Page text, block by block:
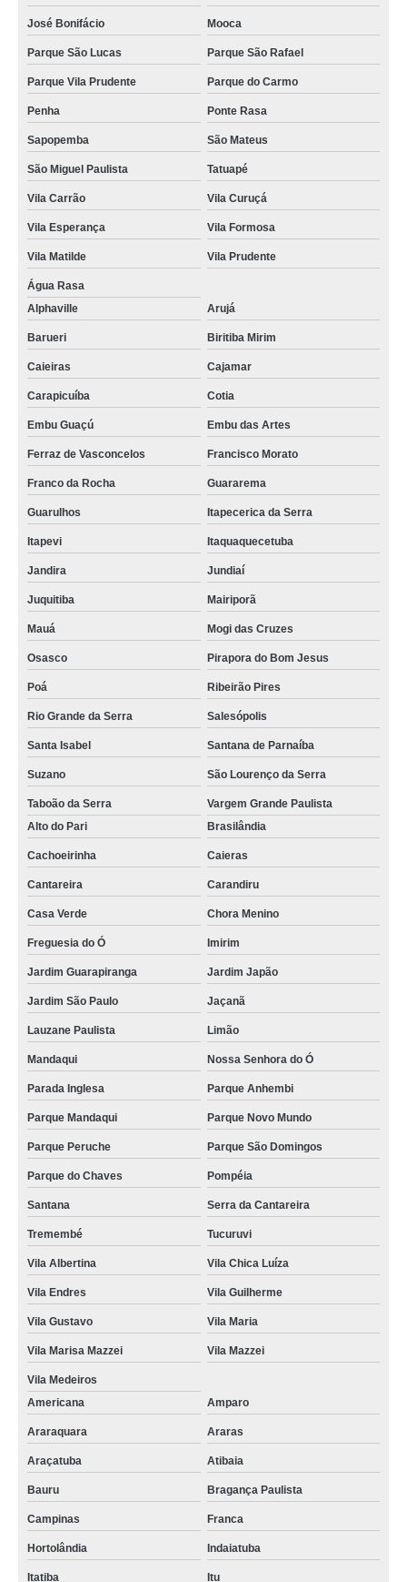
José Bonifácio Mooca
Parque São Lucas Parque São Rafael
Parque Vila Prudente Parque do Carmo
Penha Ponte Rasa
Sapopemba São Mateus
São Miguel Paulista Tatuapé
Vila Carrão Vila Curuçá
Vila Esperança Vila Formosa
Vila Matilde Vila Prudente
Água Rasa
Alphaville
Arujá
Barueri Biritiba Mirim
Caieiras Cajamar
Carapicuíba Cotia
Embu Guaçú Embu das Artes
Ferraz de Vasconcelos Francisco Morato
Franco da Rocha Guararema
Guarulhos Itapecerica da Serra
Itapevi Itaquaquecetuba
Jandira Jundiaí
Juquitiba Mairiporã
Mauá Mogi das Cruzes
Osasco Pirapora do Bom Jesus
Poá Ribeirão Pires
Rio Grande da Serra Salesópolis
Santa Isabel Santana de Parnaíba
Suzano São Lourenço da Serra
Taboão da Serra
Vargem Grande Paulista
Alto do Pari
Brasilândia
Cachoeirinha Caieras
Cantareira Carandiru
Casa Verde Chora Menino
Freguesia do Ó Imirim
Jardim Guarapiranga Jardim Japão
Jardim São Paulo Jaçanã
Lauzane Paulista Limão
Mandaqui Nossa Senhora do Ó
Parada Inglesa Parque Anhembi
Parque Mandaqui Parque Novo Mundo
Parque Peruche Parque São Domingos
Parque do Chaves Pompéia
Santana Serra da Cantareira
Tremembé Tucuruvi
Vila Albertina Vila Chica Luíza
Vila Endres Vila Guilherme
Vila Gustavo Vila Maria
Vila Marisa Mazzei Vila Mazzei
Vila Medeiros
Americana
Amparo
Araraquara Araras
Araçatuba Atibaia
Bauru Bragança Paulista
Campinas Franca
Hortolândia Indaiatuba
Itatiba Itu